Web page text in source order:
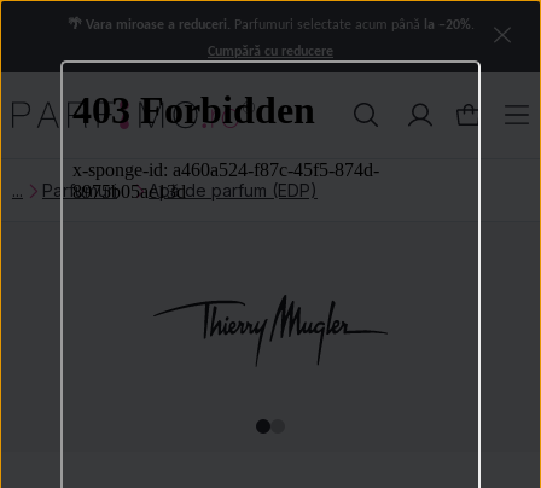
🌴 Vara miroase a reduceri. Parfumuri selectate acum până la −20%.
Cumpără cu reducere
Parfumuri Apă de parfum (EDP)